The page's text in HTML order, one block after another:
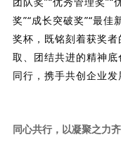
奖”“成长突破奖”“最
奖杯，既铭刻着获奖
取、团结共进的精神
同行，携手共创企业发
同心共行， 以凝聚之力